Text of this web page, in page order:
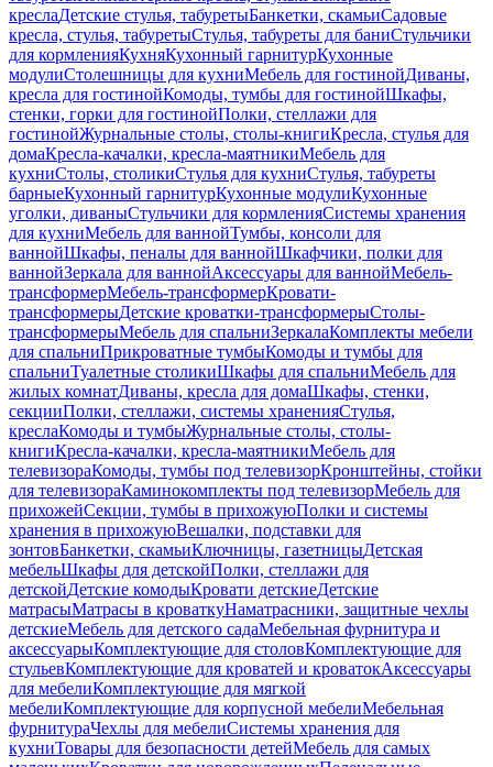
креслаДетские стулья, табуретыБанкетки, скамьиСадовые
кресла, стулья, табуретыСтулья, табуреты для баниСтульчики
для кормленияКухняКухонный гарнитурКухонные
модулиСтолешницы для кухниМебель для гостинойДиваны,
кресла для гостинойКомоды, тумбы для гостинойШкафы,
стенки, горки для гостинойПолки, стеллажи для
гостинойЖурнальные столы, столы-книгиКресла, стулья для
домаКресла-качалки, кресла-маятникиМебель для
кухниСтолы, столикиСтулья для кухниСтулья, табуреты
барныеКухонный гарнитурКухонные модулиКухонные
уголки, диваныСтульчики для кормленияСистемы хранения
для кухниМебель для ваннойТумбы, консоли для
ваннойШкафы, пеналы для ваннойШкафчики, полки для
ваннойЗеркала для ваннойАксессуары для ваннойМебель-
трансформерМебель-трансформерКровати-
трансформерыДетские кроватки-трансформерыСтолы-
трансформерыМебель для спальниЗеркалаКомплекты мебели
для спальниПрикроватные тумбыКомоды и тумбы для
спальниТуалетные столикиШкафы для спальниМебель для
жилых комнатДиваны, кресла для домаШкафы, стенки,
секцииПолки, стеллажи, системы храненияСтулья,
креслаКомоды и тумбыЖурнальные столы, столы-
книгиКресла-качалки, кресла-маятникиМебель для
телевизораКомоды, тумбы под телевизорКронштейны, стойки
для телевизораКаминокомплекты под телевизорМебель для
прихожейСекции, тумбы в прихожуюПолки и системы
хранения в прихожуюВешалки, подставки для
зонтовБанкетки, скамьиКлючницы, газетницыДетская
мебельШкафы для детскойПолки, стеллажи для
детскойДетские комодыКровати детскиеДетские
матрасыМатрасы в кроваткуНаматрасники, защитные чехлы
детскиеМебель для детского садаМебельная фурнитура и
аксессуарыКомплектующие для столовКомплектующие для
стульевКомплектующие для кроватей и кроватокАксессуары
для мебелиКомплектующие для мягкой
мебелиКомплектующие для корпусной мебелиМебельная
фурнитураЧехлы для мебелиСистемы хранения для
кухниТовары для безопасности детейМебель для самых